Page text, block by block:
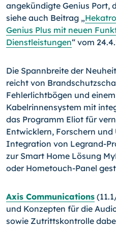
angekündigte Genius Port,
siehe auch Beitrag „
Genius Plus mit neuen
Dienstleistungen“ vom
Die Spannbreite der
reicht von
Fehlerlichtbögen und
Kabelrinnensystem mit
das Programm Eliot für
Entwicklern, Forschern
Integration von Legrand-
zur Smart Home Lösung
oder Hometouch-Panel
Axis Communications
und Konzepten für die
sowie Zutrittskontrolle